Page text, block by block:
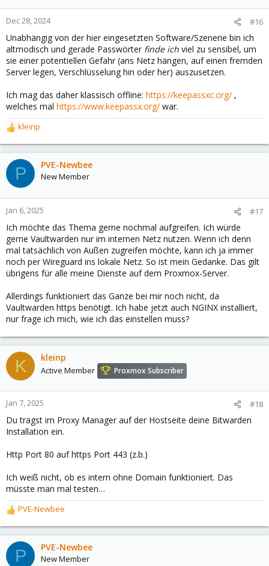
o
n
:
Dec 28, 2024 #16
Unabhängig von der hier eingesetzten Software/Szenerie bin ich
altmodisch und gerade Passwörter finde ich viel zu sensibel, um
sie einer potentiellen Gefahr (ans Netz hängen, auf einen fremden
Server legen, Verschlüsselung hin oder her) auszusetzen.
Ich mag das daher klassisch offline: https://keepassxc.org/ ,
welches mal https://www.keepassx.org/ war.
R
e
a
c
t
o
n
s
:
kleinp
P PVE-Newbee
New Member
Jan 6, 2025 #17
Ich möchte das Thema gerne nochmal aufgreifen. Ich würde
gerne Vaultwarden nur im internen Netz nutzen. Wenn ich denn
mal tatsächlich von Außen zugreifen möchte, kann ich ja immer
noch per Wireguard ins lokale Netz. So ist mein Gedanke. Das gilt
übrigens für alle meine Dienste auf dem Proxmox-Server.
Allerdings funktioniert das Ganze bei mir noch nicht, da
Vaultwarden https benötigt. Ich habe jetzt auch NGINX installiert,
nur frage ich mich, wie ich das einstellen muss?
K kleinp
Active Member Proxmox Subscriber
Jan 7, 2025 #18
Du trägst im Proxy Manager auf der Hostseite deine Bitwarden
Installation ein.
Http Port 80 auf https Port 443 (z.b.)
Ich weiß nicht, ob es intern ohne Domain funktioniert. Das
müsste man mal testen…
R
e
a
c
t
PVE-Newbee
P PVE-Newbee
New Member